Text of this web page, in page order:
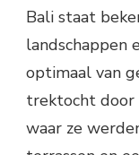
Bali staat
landschappen
optimaal van
trektocht door
waar ze